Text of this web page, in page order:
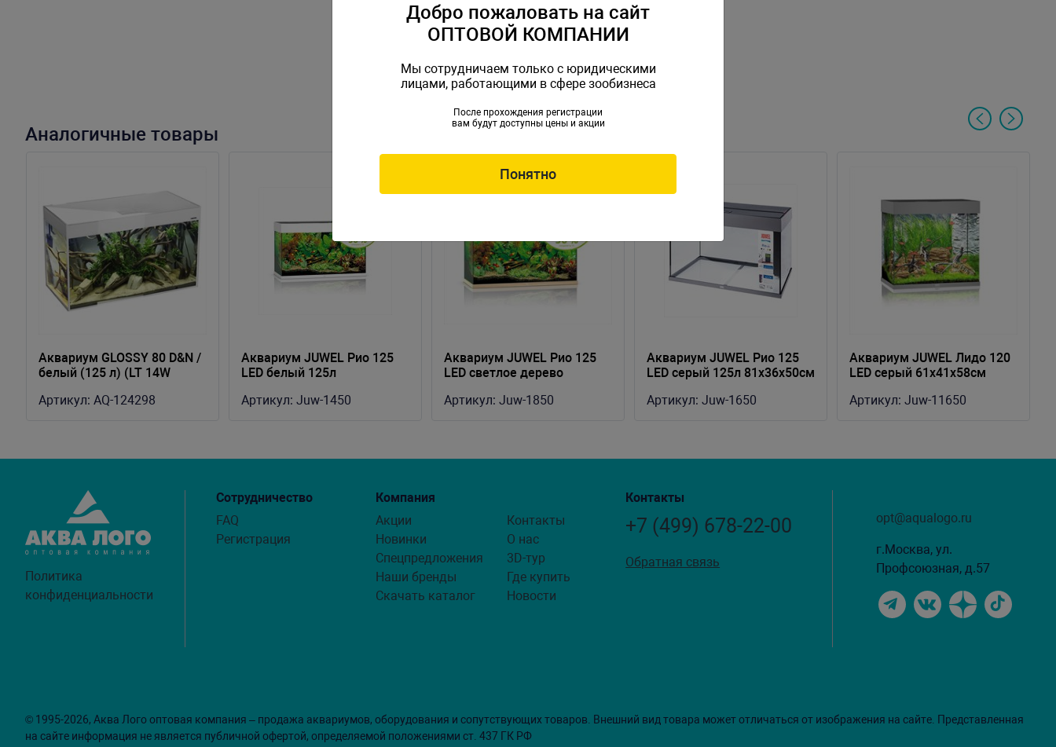
Аналогичные товары
Аквариум GLOSSY 80 D&N /
белый (125 л) (LT 14W
Артикул: AQ-124298
Аквариум JUWEL Рио 125
LED белый 125л
Артикул: Juw-1450
Аквариум JUWEL Рио 125
LED светлое дерево
Артикул: Juw-1850
Аквариум JUWEL Рио 125
LED серый 125л 81х36х50см
Артикул: Juw-1650
Аквариум JUWEL Лидо 120
LED серый 61х41х58см
Артикул: Juw-11650
Политика
конфиденциальности
Сотрудничество
FAQ
Регистрация
Компания
Акции
Новинки
Спецпредложения
Наши бренды
Скачать каталог
Контакты
О нас
3D-тур
Где купить
Новости
Контакты
+7 (499) 678-22-00
Обратная связь
opt@aqualogo.ru
г.Москва, ул.
Профсоюзная, д.57
© 1995-2026, Аква Лого оптовая компания – продажа аквариумов, оборудования и сопутствующих товаров. Внешний вид товара может отличаться от изображения на сайте. Представленная
на сайте информация не является публичной офертой, определяемой положениями ст. 437 ГК РФ
Добро пожаловать на сайт
ОПТОВОЙ КОМПАНИИ
Мы сотрудничаем только с юридическими
лицами, работающими в сфере зообизнеса
После прохождения регистрации
вам будут доступны цены и акции
Понятно